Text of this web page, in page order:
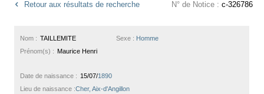
Retour aux résultats de recherche N° de Notice : c-326786
Sexe : Homme
Nom : TAILLEMITE
Prénom(s) : Maurice Henri
Date de naissance : 15/07/1890
Lieu de naissance :Cher, Aix-d'Angillon